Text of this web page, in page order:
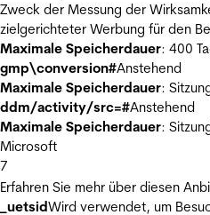
Zweck der Messung der
zielgerichteter Werbung für den
Maximale Speicherdauer: 400
gmp\conversion#Anstehend
Maximale Speicherdauer:
ddm/activity/src=#Anstehend
Maximale Speicherdauer:
Microsoft
7
Erfahren Sie mehr über diesen
_uetsidWird verwendet, um